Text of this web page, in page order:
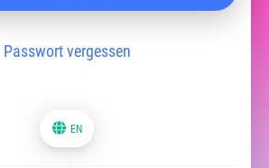
Passwort vergessen
EN